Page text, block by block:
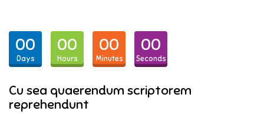
00
Days
00
Hours
00
Minutes
00
Seconds
Cu sea quaerendum scriptorem
reprehendunt